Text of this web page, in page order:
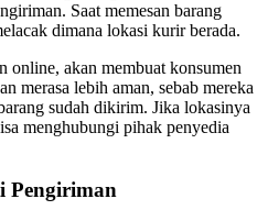
Saat memesan barang
dimana lokasi kurir berada.
online, akan membuat konsumen
merasa lebih aman, sebab mereka
sudah dikirim. Jika lokasinya
menghubungi pihak penyedia
Pengiriman